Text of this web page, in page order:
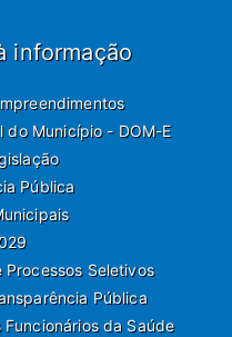
informação
do Município - DOM-E
Pública
Processos Seletivos
Pública
Funcionários da Saúde